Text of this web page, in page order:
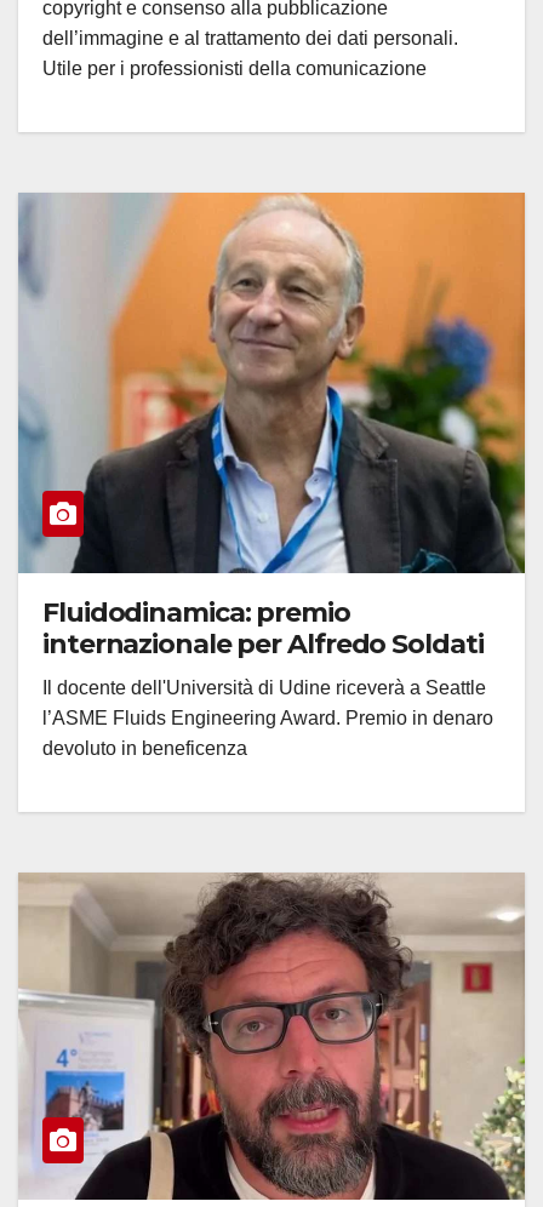
copyright e consenso alla pubblicazione
dell’immagine e al trattamento dei dati personali.
Utile per i professionisti della comunicazione
Fluidodinamica: premio
internazionale per Alfredo Soldati
Il docente dell'Università di Udine riceverà a Seattle
l’ASME Fluids Engineering Award. Premio in denaro
devoluto in beneficenza